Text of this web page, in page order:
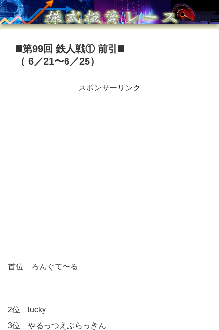
◼️第99回 鉄人戦① 前引◼️
（ 6／21〜6／25）
スポンサーリンク
首位 ろんぐて〜る
2位 lucky
3位 やるっつえぶらっきん